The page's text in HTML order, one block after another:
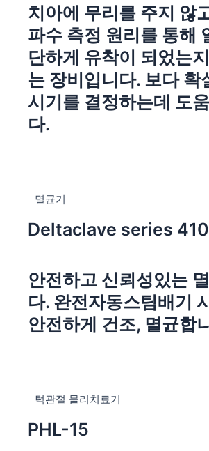
치아에 무리를 주지 않
파수 측정 원리를 통해
단하게 유착이 되었는
는 장비입니다. 보다 확
시기를 결정하는데 도
다.
멸균기
Deltaclave series 410
안전하고 신뢰성있는
다. 완전자동스팀배기
안전하게 건조, 멸균합
턱관절 물리치료기
PHL-15